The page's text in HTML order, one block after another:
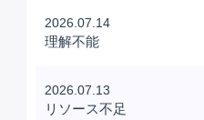
2026.07.14
理解不能
2026.07.13
リソース不足